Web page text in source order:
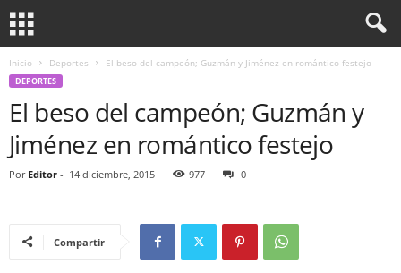
Inicio Deportes El beso del campeón; Guzmán y Jiménez en romántico festejo
DEPORTES
El beso del campeón; Guzmán y
Jiménez en romántico festejo
Por Editor - 14 diciembre, 2015 977 0
Compartir